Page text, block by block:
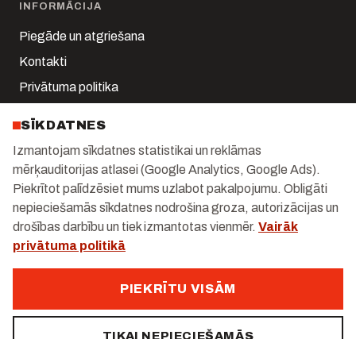
INFORMĀCIJA
Piegāde un atgriešana
Kontakti
Privātuma politika
KONTAKTI
Kalnciema iela 1-k2, Rīga
+371 29 247 171
info@gastrolux.lv
Darba dienās 10:00–18:00
SĪKDATNES
Izmantojam sīkdatnes statistikai un reklāmas
mērķauditorijas atlasei (Google Analytics, Google Ads).
Piekrītot palīdzēsiet mums uzlabot pakalpojumu. Obligāti
nepieciešamās sīkdatnes nodrošina groza, autorizācijas un
drošības darbību un tiek izmantotas vienmēr. Vairāk
privātuma politikā
PIEKRĪTU VISĀM
TIKAI NEPIECIEŠAMĀS